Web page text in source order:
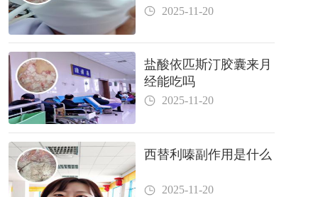
2025-11-20
盐酸依匹斯汀胶囊来月
经能吃吗
2025-11-20
西替利嗪副作用是什么
2025-11-20